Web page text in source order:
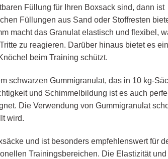
Füllung für Ihren Boxsack sind, dann ist
Füllungen aus Sand oder Stoffresten
macht das Granulat elastisch und flexibel,
zu reagieren. Darüber hinaus bietet es
beim Training schützt.
schwarzen Gummigranulat, das in 10 kg-
und Schimmelbildung ist es auch
Die Verwendung von Gummigranulat
wird.
und ist besonders empfehlenswert für
Trainingsbereichen. Die Elastizität und